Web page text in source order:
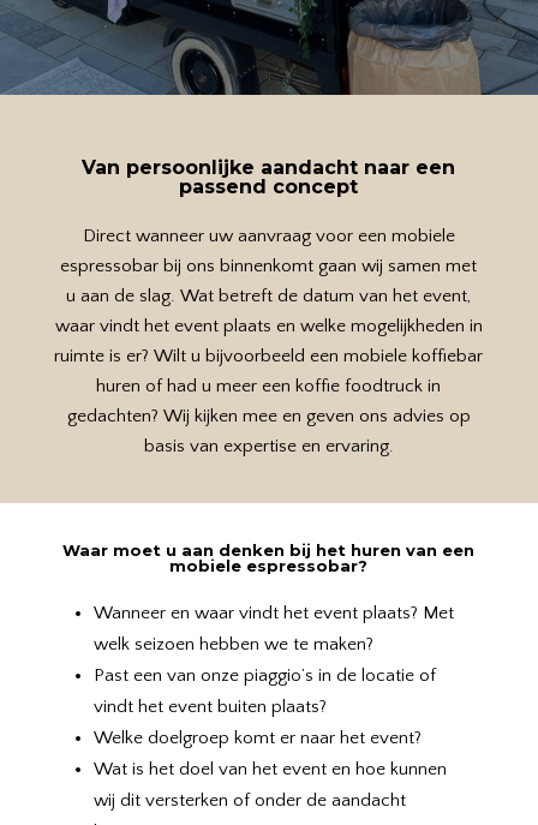
Van persoonlijke aandacht naar een
passend concept
Direct wanneer uw aanvraag voor een mobiele
espressobar bij ons binnenkomt gaan wij samen met
u aan de slag. Wat betreft de datum van het event,
waar vindt het event plaats en welke mogelijkheden in
ruimte is er? Wilt u bijvoorbeeld een mobiele koffiebar
huren of had u meer een koffie foodtruck in
gedachten? Wij kijken mee en geven ons advies op
basis van expertise en ervaring.
Waar moet u aan denken bij het huren van een
mobiele espressobar?
Wanneer en waar vindt het event plaats? Met
welk seizoen hebben we te maken?
Past een van onze piaggio’s in de locatie of
vindt het event buiten plaats?
Welke doelgroep komt er naar het event?
Wat is het doel van het event en hoe kunnen
wij dit versterken of onder de aandacht